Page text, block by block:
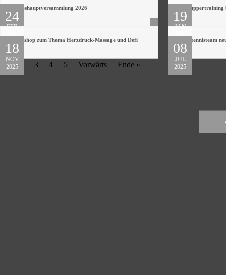
24
FEB
Jahreshauptversammlung 2026
19
JAN
Schnuppertraining
18
NOV
2025
Workshop zum Thema Herzdruck-Massage und Defi
08
JUL
2025
Tischtennisteam
1 3 4 5 Vorwärts Ende »